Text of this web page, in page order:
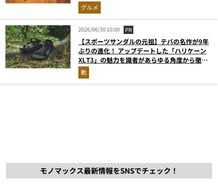
グルメ
2026/06/30 10:00 PR
【スポーツサンダルの元祖】テバの名作が9年
ぶりの進化！ アップデートした「ハリケーン
XLT3」の魅力を識者があらゆる角度から徹底
解説！
靴
モノマックス最新情報をSNSでチェック！